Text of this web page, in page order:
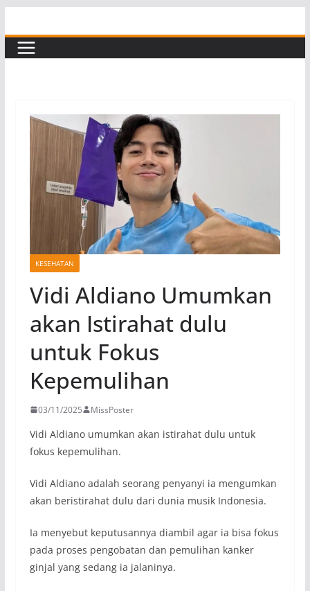
to
content
KESEHATAN
Vidi Aldiano Umumkan
akan Istirahat dulu
untuk Fokus
Kepemulihan
03/11/2025 MissPoster
Vidi Aldiano umumkan akan istirahat dulu untuk
fokus kepemulihan.
Vidi Aldiano adalah seorang penyanyi ia mengumkan
akan beristirahat dulu dari dunia musik Indonesia.
Ia menyebut keputusannya diambil agar ia bisa fokus
pada proses pengobatan dan pemulihan kanker
ginjal yang sedang ia jalaninya.